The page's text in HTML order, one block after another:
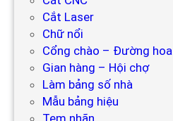
Cắt Laser
Chữ nổi
Cổng chào – Đường hoa
Gian hàng – Hội chợ
Làm bảng số nhà
Mẫu bảng hiệu